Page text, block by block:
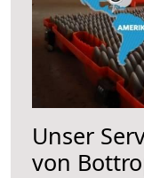
Unser
von